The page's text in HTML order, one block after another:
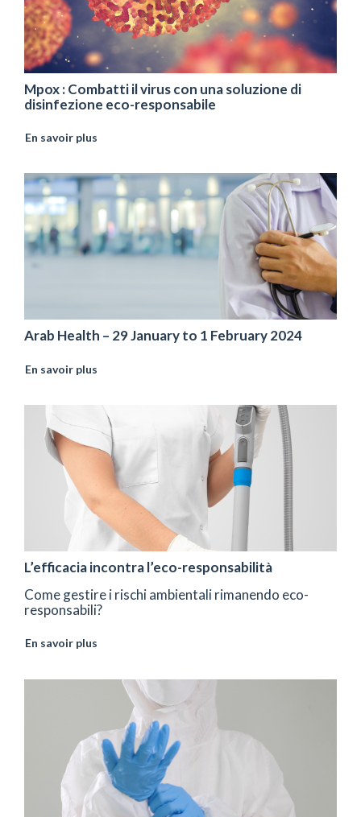
Mpox : Combatti il ​​virus con una soluzione di
disinfezione eco-responsabile
En savoir plus
Arab Health – 29 January to 1 February 2024
En savoir plus
L’efficacia incontra l’eco-responsabilità
Come gestire i rischi ambientali rimanendo eco-
responsabili?
En savoir plus